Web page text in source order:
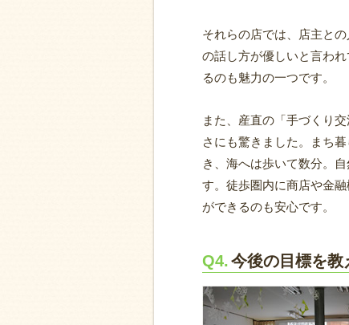
それらの店では、店主と
の話し方が優しいと言わ
るのも魅力の一つです。
また、産直の「手づくり
さにも驚きました。まち
き、海へは歩いて数分。
す。徒歩圏内に商店や金
ができるのも安心です。
Q4.今後の目標を教